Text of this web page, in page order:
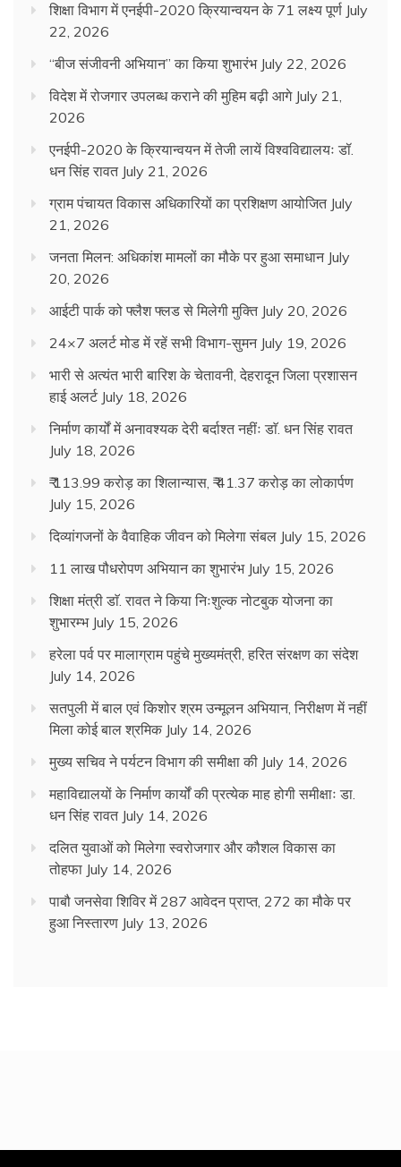
शिक्षा विभाग में एनईपी-2020 क्रियान्वयन के 71 लक्ष्य पूर्ण July
22, 2026
“बीज संजीवनी अभियान” का किया शुभारंभ July 22, 2026
विदेश में रोजगार उपलब्ध कराने की मुहिम बढ़ी आगे July 21,
2026
एनईपी-2020 के क्रियान्वयन में तेजी लायें विश्वविद्यालयः डॉ.
धन सिंह रावत July 21, 2026
ग्राम पंचायत विकास अधिकारियों का प्रशिक्षण आयोजित July
21, 2026
जनता मिलन: अधिकांश मामलों का मौके पर हुआ समाधान July
20, 2026
आईटी पार्क को फ्लैश फ्लड से मिलेगी मुक्ति July 20, 2026
24×7 अलर्ट मोड में रहें सभी विभाग-सुमन July 19, 2026
भारी से अत्यंत भारी बारिश के चेतावनी, देहरादून जिला प्रशासन
हाई अलर्ट July 18, 2026
निर्माण कार्यों में अनावश्यक देरी बर्दाश्त नहींः डाॅ. धन सिंह रावत
July 18, 2026
₹ 113.99 करोड़ का शिलान्यास, ₹ 41.37 करोड़ का लोकार्पण
July 15, 2026
दिव्यांगजनों के वैवाहिक जीवन को मिलेगा संबल July 15, 2026
11 लाख पौधरोपण अभियान का शुभारंभ July 15, 2026
शिक्षा मंत्री डाॅ. रावत ने किया निःशुल्क नोटबुक योजना का
शुभारम्भ July 15, 2026
हरेला पर्व पर मालाग्राम पहुंचे मुख्यमंत्री, हरित संरक्षण का संदेश
July 14, 2026
सतपुली में बाल एवं किशोर श्रम उन्मूलन अभियान, निरीक्षण में नहीं
मिला कोई बाल श्रमिक July 14, 2026
मुख्य सचिव ने पर्यटन विभाग की समीक्षा की July 14, 2026
महाविद्यालयों के निर्माण कार्यों की प्रत्येक माह होगी समीक्षाः डा.
धन सिंह रावत July 14, 2026
दलित युवाओं को मिलेगा स्वरोजगार और कौशल विकास का
तोहफा July 14, 2026
पाबौ जनसेवा शिविर में 287 आवेदन प्राप्त, 272 का मौके पर
हुआ निस्तारण July 13, 2026